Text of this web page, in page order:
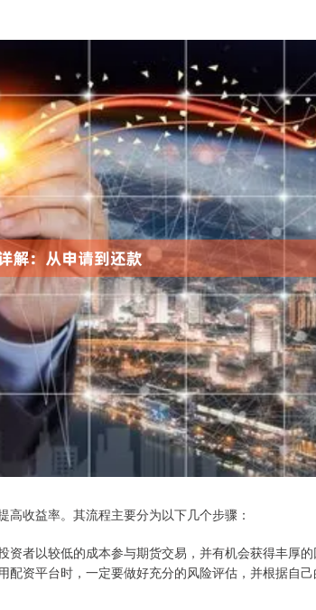
收益率。其流程主要分为以下几个步骤：
者以较低的成本参与期货交易，并有机会获得丰厚的
资平台时，一定要做好充分的风险评估，并根据自己